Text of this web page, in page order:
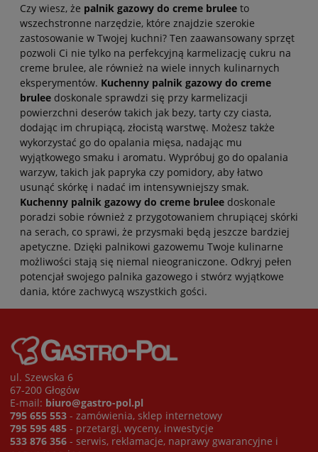
Czy wiesz, że palnik gazowy do creme brulee to
wszechstronne narzędzie, które znajdzie szerokie
zastosowanie w Twojej kuchni? Ten zaawansowany sprzęt
pozwoli Ci nie tylko na perfekcyjną karmelizację cukru na
creme brulee, ale również na wiele innych kulinarnych
eksperymentów. Kuchenny palnik gazowy do creme
brulee doskonale sprawdzi się przy karmelizacji
powierzchni deserów takich jak bezy, tarty czy ciasta,
dodając im chrupiącą, złocistą warstwę. Możesz także
wykorzystać go do opalania mięsa, nadając mu
wyjątkowego smaku i aromatu. Wypróbuj go do opalania
warzyw, takich jak papryka czy pomidory, aby łatwo
usunąć skórkę i nadać im intensywniejszy smak.
Kuchenny palnik gazowy do creme brulee doskonale
poradzi sobie również z przygotowaniem chrupiącej skórki
na serach, co sprawi, że przysmaki będą jeszcze bardziej
apetyczne. Dzięki palnikowi gazowemu Twoje kulinarne
możliwości stają się niemal nieograniczone. Odkryj pełen
potencjał swojego palnika gazowego i stwórz wyjątkowe
dania, które zachwycą wszystkich gości.
ul. Szewska 6
67-200 Głogów
E-mail: biuro@gastro-pol.pl
795 655 553 - zamówienia, sklep internetowy
795 595 485 - przetargi, wyceny, inwestycje
533 876 356 - serwis, reklamacje, naprawy gwarancyjne i